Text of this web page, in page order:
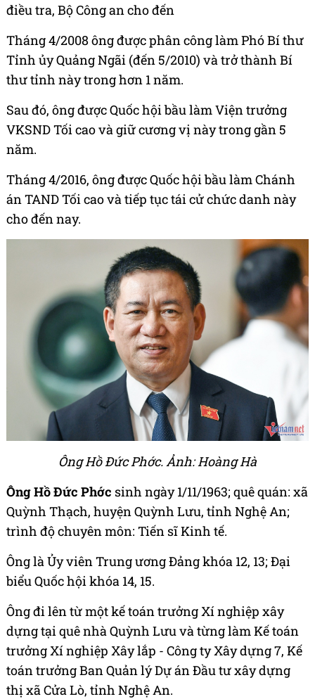
điều tra, Bộ Công an cho đến
Tháng 4/2008 ông được phân công làm Phó Bí thư
Tỉnh ủy Quảng Ngãi (đến 5/2010) và trở thành Bí
thư tỉnh này trong hơn 1 năm.
Sau đó, ông được Quốc hội bầu làm Viện trưởng
VKSND Tối cao và giữ cương vị này trong gần 5
năm.
Tháng 4/2016, ông được Quốc hội bầu làm Chánh
án TAND Tối cao và tiếp tục tái cử chức danh này
cho đến nay.
Ông Hồ Đức Phớc. Ảnh: Hoàng Hà
Ông Hồ Đức Phớc sinh ngày 1/11/1963; quê quán: xã
Quỳnh Thạch, huyện Quỳnh Lưu, tỉnh Nghệ An;
trình độ chuyên môn: Tiến sĩ Kinh tế.
Ông là Ủy viên Trung ương Đảng khóa 12, 13; Đại
biểu Quốc hội khóa 14, 15.
Ông đi lên từ một kế toán trưởng Xí nghiệp xây
dựng tại quê nhà Quỳnh Lưu và từng làm Kế toán
trưởng Xí nghiệp Xây lắp - Công ty Xây dựng 7, Kế
toán trưởng Ban Quản lý Dự án Đầu tư xây dựng
thị xã Cửa Lò, tỉnh Nghệ An.